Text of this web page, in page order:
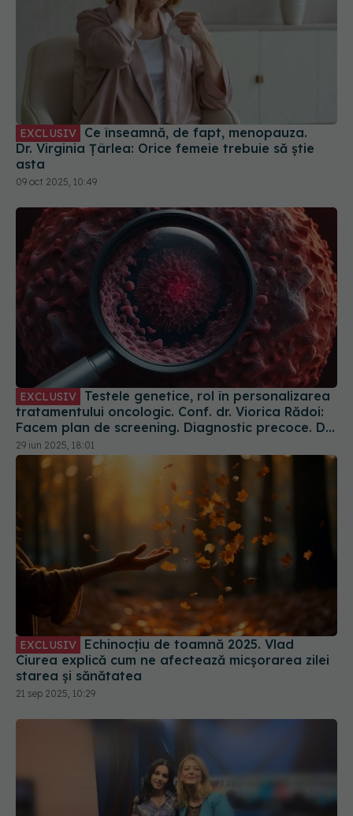
EXCLUSIV
Dr. Virginia Țârlea: Orice femeie trebuie să știe
asta
09 oct 2025, 10:49
EXCLUSIV
tratamentului oncologic. Conf. dr. Viorica Rădoi:
Facem plan de screening. Diagnostic precoce. Dr.
Eduard Dănăilă: Sunt gratuite
29 iun 2025, 18:01
EXCLUSIV
Ciurea explică cum ne afectează micșorarea zilei
starea și sănătatea
21 sep 2025, 10:29